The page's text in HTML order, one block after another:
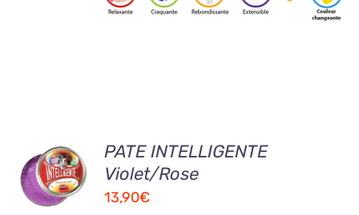
AJOUTER
AU
PANIER
/
PATE INTELLIGENTE
Violet/Rose
13,90€